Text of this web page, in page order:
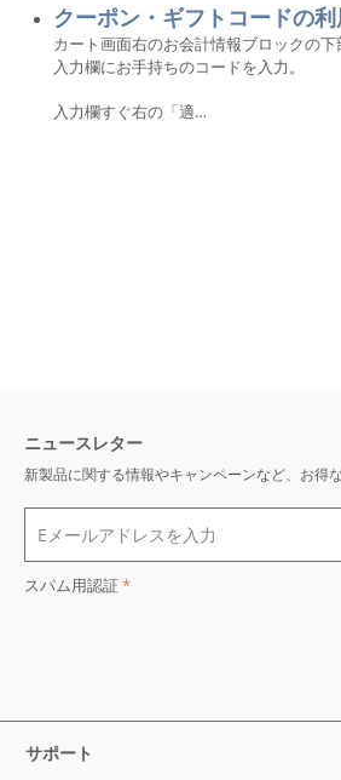
クーポン・ギフトコードの
カート画面右のお会計情報ブロックの
入力欄にお手持ちのコードを入力。
入力欄すぐ右の「適…
ニュースレター
新製品に関する情報やキャンペーンなど、お得
スパム用認証
サポート